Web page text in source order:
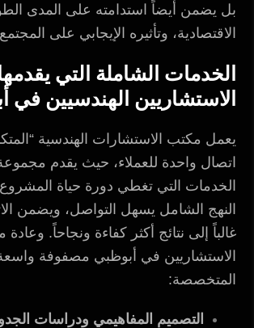
بل يضمن أيضاً استدامته على المدى
الاقتصادية، وتأثيره الإيجابي على المجتمع
الخدمات الشاملة التي
الاستشاريين الهندسيين في
يعمل مكتب الاستشارات الهندسية
اتصال واحدة للعملاء، حيث يقدم
الخدمات التي تغطي دورة حياة المشروع
النهج الشامل يسهل التواصل، ويضمن
غالباً إلى نتائج أكثر كفاءة ونجاحاً. وعادة
الاستشاريين في أبوظبي مصفوفة
المتخصصة:
التصميم المفاهيمي ودراسات